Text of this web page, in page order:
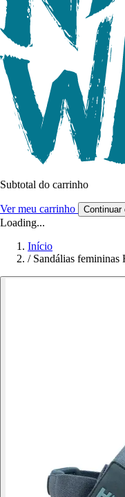
Subtotal do carrinho
Ver meu carrinho Continuar
Loading...
Início
/ Sandálias